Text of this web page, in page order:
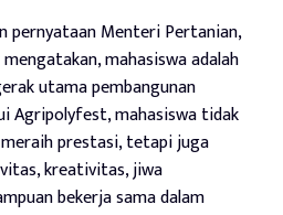
pernyataan Menteri Pertanian,
mahasiswa adalah
utama pembangunan
Agripolyfest, mahasiswa tidak
prestasi, tetapi juga
kreativitas, jiwa
bekerja sama dalam